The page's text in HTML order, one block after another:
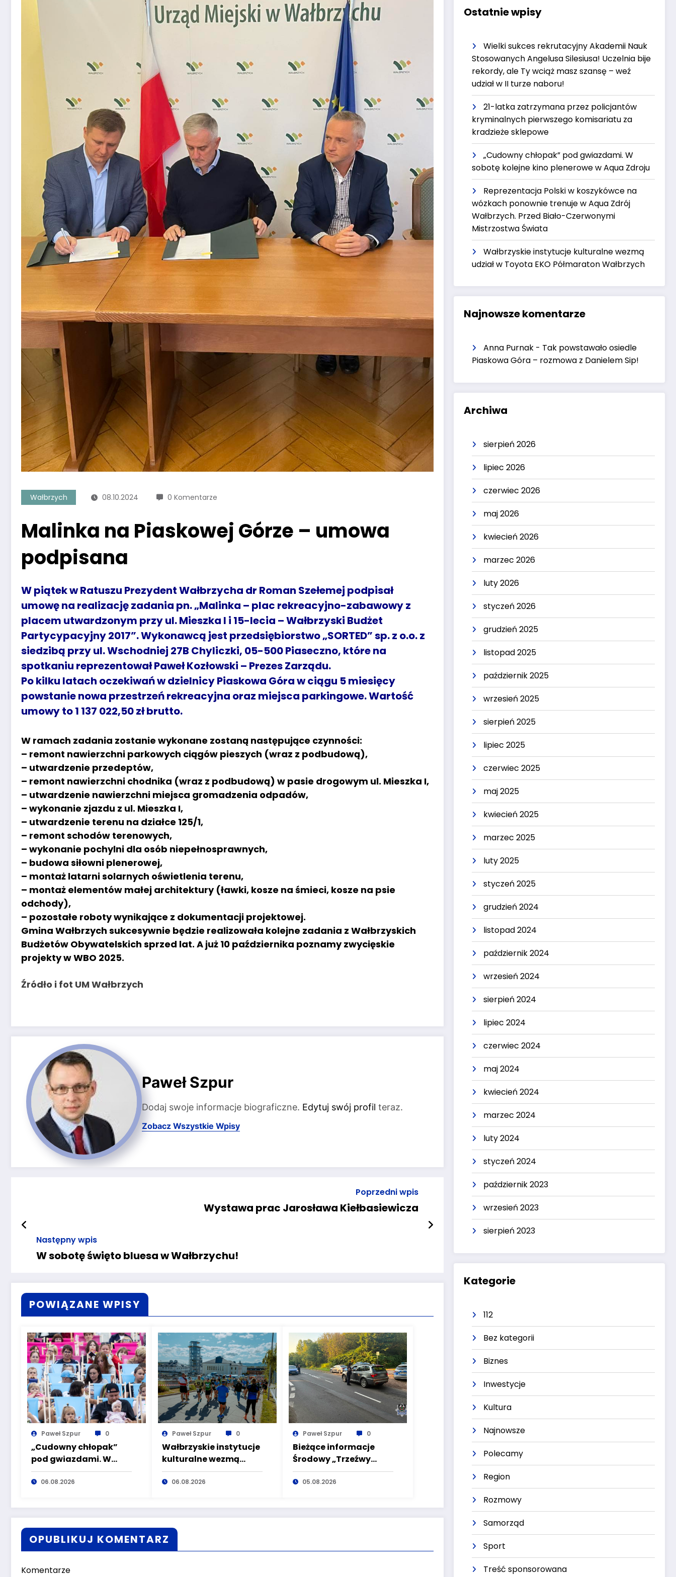
Wałbrzych 08.10.2024 0 Komentarze
Malinka na Piaskowej Górze – umowa
podpisana
W piątek w Ratuszu Prezydent Wałbrzycha dr Roman Szełemej podpisał
umowę na realizację zadania pn. „Malinka – plac rekreacyjno-zabawowy z
placem utwardzonym przy ul. Mieszka I i 15-lecia – Wałbrzyski Budżet
Partycypacyjny 2017”. Wykonawcą jest przedsiębiorstwo „SORTED” sp. z o.o. z
siedzibą przy ul. Wschodniej 27B Chyliczki, 05-500 Piaseczno, które na
spotkaniu reprezentował Paweł Kozłowski – Prezes Zarządu.
Po kilku latach oczekiwań w dzielnicy Piaskowa Góra w ciągu 5 miesięcy
powstanie nowa przestrzeń rekreacyjna oraz miejsca parkingowe. Wartość
umowy to 1 137 022,50 zł brutto.
W ramach zadania zostanie wykonane zostaną następujące czynności:
– remont nawierzchni parkowych ciągów pieszych (wraz z podbudową),
– utwardzenie przedeptów,
– remont nawierzchni chodnika (wraz z podbudową) w pasie drogowym ul. Mieszka I,
– utwardzenie nawierzchni miejsca gromadzenia odpadów,
– wykonanie zjazdu z ul. Mieszka I,
– utwardzenie terenu na działce 125/1,
– remont schodów terenowych,
– wykonanie pochylni dla osób niepełnosprawnych,
– budowa siłowni plenerowej,
– montaż latarni solarnych oświetlenia terenu,
– montaż elementów małej architektury (ławki, kosze na śmieci, kosze na psie
odchody),
– pozostałe roboty wynikające z dokumentacji projektowej.
Gmina Wałbrzych sukcesywnie będzie realizowała kolejne zadania z Wałbrzyskich
Budżetów Obywatelskich sprzed lat. A już 10 października poznamy zwycięskie
projekty w WBO 2025.
Źródło i fot UM Wałbrzych
Paweł Szpur
Dodaj swoje informacje biograficzne. Edytuj swój profil teraz.
Zobacz Wszystkie Wpisy
Poprzedni wpis
Wystawa prac Jarosława Kiełbasiewicza
Następny wpis
W sobotę święto bluesa w Wałbrzychu!
POWIĄZANE WPISY
Paweł Szpur 0
„Cudowny chłopak”
pod gwiazdami. W
sobotę kolejne kino
plenerowe w Aqua
06.08.2026
Paweł Szpur 0
Wałbrzyskie instytucje
kulturalne wezmą
udział w Toyota EKO
Półmaraton Wałbrzych
06.08.2026
Paweł Szpur 0
Bieżące informacje
Środowy „Trzeźwy
poranek” bez
nietrzeźwych
05.08.2026
OPUBLIKUJ KOMENTARZ
Komentarze
Ostatnie wpisy
Wielki sukces rekrutacyjny Akademii Nauk
Stosowanych Angelusa Silesiusa! Uczelnia bije
rekordy, ale Ty wciąż masz szansę – weź
udział w II turze naboru!
21-latka zatrzymana przez policjantów
kryminalnych pierwszego komisariatu za
kradzieże sklepowe
„Cudowny chłopak” pod gwiazdami. W
sobotę kolejne kino plenerowe w Aqua Zdroju
Reprezentacja Polski w koszykówce na
wózkach ponownie trenuje w Aqua Zdrój
Wałbrzych. Przed Biało-Czerwonymi
Mistrzostwa Świata
Wałbrzyskie instytucje kulturalne wezmą
udział w Toyota EKO Półmaraton Wałbrzych
Najnowsze komentarze
Anna Purnak - Tak powstawało osiedle
Piaskowa Góra – rozmowa z Danielem Sip!
Archiwa
sierpień 2026
lipiec 2026
czerwiec 2026
maj 2026
kwiecień 2026
marzec 2026
luty 2026
styczeń 2026
grudzień 2025
listopad 2025
październik 2025
wrzesień 2025
sierpień 2025
lipiec 2025
czerwiec 2025
maj 2025
kwiecień 2025
marzec 2025
luty 2025
styczeń 2025
grudzień 2024
listopad 2024
październik 2024
wrzesień 2024
sierpień 2024
lipiec 2024
czerwiec 2024
maj 2024
kwiecień 2024
marzec 2024
luty 2024
styczeń 2024
październik 2023
wrzesień 2023
sierpień 2023
Kategorie
112
Bez kategorii
Biznes
Inwestycje
Kultura
Najnowsze
Polecamy
Region
Rozmowy
Samorząd
Sport
Treść sponsorowana